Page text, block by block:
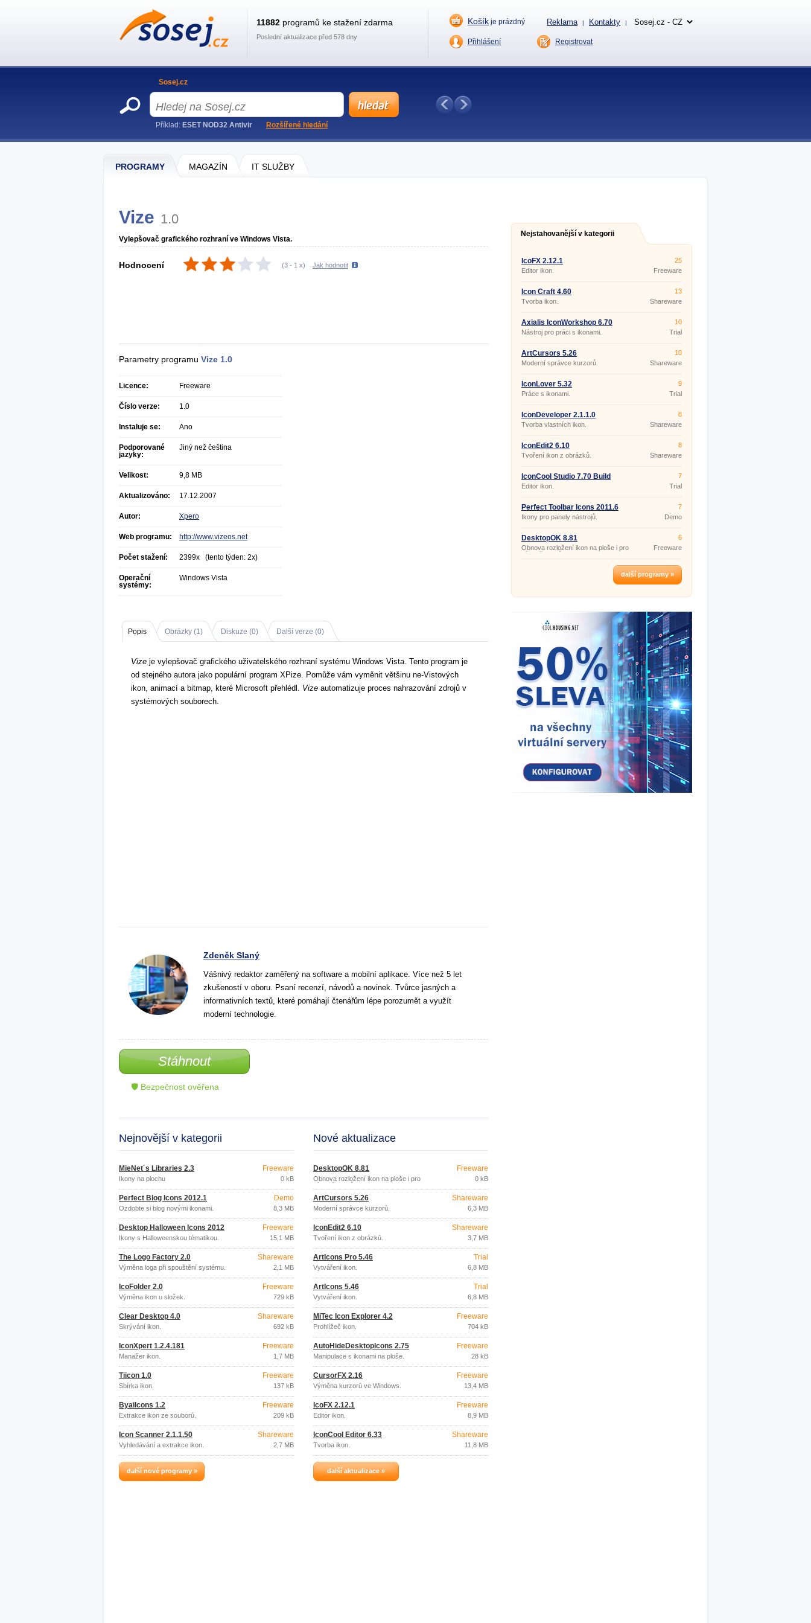
PROGRAMY MAGAZÍN IT SLUŽBY
Vize 1.0
Vylepšovač grafického rozhraní ve Windows Vista.
Hodnocení (3 - 1 x) Jak hodnotit
Parametry programu Vize 1.0
Licence: Freeware
Číslo verze: 1.0
Instaluje se: Ano
Podporované
jazyky:
Jiný než čeština
Velikost: 9,8 MB
Aktualizováno: 17.12.2007
Autor: Xpero
Web programu: http://www.vizeos.net
Počet stažení: 2399x (tento týden: 2x)
Operační
systémy:
Windows Vista
Popis Obrázky (1) Diskuze (0) Další verze (0)
Vize je vylepšovač grafického uživatelského rozhraní systému Windows Vista. Tento program je
od stejného autora jako populární program XPize. Pomůže vám vyměnit většinu ne-Vistových
ikon, animací a bitmap, které Microsoft přehlédl. Vize automatizuje proces nahrazování zdrojů v
systémových souborech.
Zdeněk Slaný
Vášnivý redaktor zaměřený na software a mobilní aplikace. Více než 5 let
zkušeností v oboru. Psaní recenzí, návodů a novinek. Tvůrce jasných a
informativních textů, které pomáhají čtenářům lépe porozumět a využít
moderní technologie.
Stáhnout
🛡 Bezpečnost ověřena
Nejnovější v kategorii
MieNet´s Libraries 2.3
Ikony na plochu
Freeware
0 kB
Perfect Blog Icons 2012.1
Ozdobte si blog novými ikonami.
Demo
8,3 MB
Desktop Halloween Icons 2012
Ikony s Halloweenskou tématikou.
Freeware
15,1 MB
The Logo Factory 2.0
Výměna loga při spouštění systému.
Shareware
2,1 MB
IcoFolder 2.0
Výměna ikon u složek.
Freeware
729 kB
Clear Desktop 4.0
Skrývání ikon.
Shareware
692 kB
IconXpert 1.2.4.181
Manažer ikon.
Freeware
1,7 MB
Tiicon 1.0
Sbírka ikon.
Freeware
137 kB
ByaiIcons 1.2
Extrakce ikon ze souborů.
Freeware
209 kB
Icon Scanner 2.1.1.50
Vyhledávání a extrakce ikon.
Shareware
2,7 MB
další nové programy »
Nové aktualizace
DesktopOK 8.81
Obnova rozložení ikon na ploše i pro
více uživatelů.
Freeware
0 kB
ArtCursors 5.26
Moderní správce kurzorů.
Shareware
6,3 MB
IconEdit2 6.10
Tvoření ikon z obrázků.
Shareware
3,7 MB
ArtIcons Pro 5.46
Vytváření ikon.
Trial
6,8 MB
ArtIcons 5.46
Vytváření ikon.
Trial
6,8 MB
MiTec Icon Explorer 4.2
Prohlížeč ikon.
Freeware
704 kB
AutoHideDesktopIcons 2.75
Manipulace s ikonami na ploše.
Freeware
28 kB
CursorFX 2.16
Výměna kurzorů ve Windows.
Freeware
13,4 MB
IcoFX 2.12.1
Editor ikon.
Freeware
8,9 MB
IconCool Editor 6.33
Tvorba ikon.
Shareware
11,8 MB
další aktualizace »
Nejstahovanější v kategorii
IcoFX 2.12.1
Editor ikon.
25
Freeware
Icon Craft 4.60
Tvorba ikon.
13
Shareware
Axialis IconWorkshop 6.70
Nástroj pro práci s ikonami.
10
Trial
ArtCursors 5.26
Moderní správce kurzorů.
10
Shareware
IconLover 5.32
Práce s ikonami.
9
Trial
IconDeveloper 2.1.1.0
Tvorba vlastních ikon.
8
Shareware
IconEdit2 6.10
Tvoření ikon z obrázků.
8
Shareware
IconCool Studio 7.70 Build
121108
Editor ikon.
7
Trial
Perfect Toolbar Icons 2011.6
Ikony pro panely nástrojů.
7
Demo
DesktopOK 8.81
Obnova rozložení ikon na ploše i pro
více uživatelů.
6
Freeware
další programy »
11882 programů ke stažení zdarma
Poslední aktualizace před 578 dny
Košík je prázdný Reklama | Kontakty |
Přihlášení Registrovat
Sosej.cz
Příklad: ESET NOD32 Antivir Rozšířené hledání